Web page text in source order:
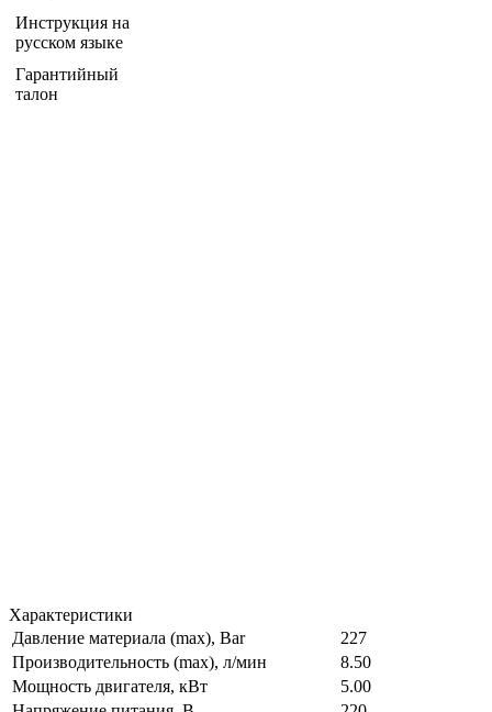
Инструкция на
русском языке
Гарантийный
талон
Характеристики
Давление материала (max), Bar
227
Производительность (max), л/мин
8.50
Мощность двигателя, кВт
5.00